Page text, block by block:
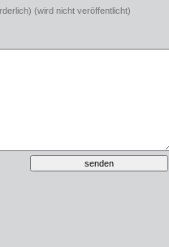
(wird nicht veröffentlicht)